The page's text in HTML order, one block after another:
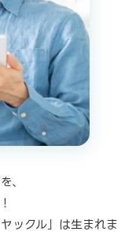
、
ックル」は生まれま